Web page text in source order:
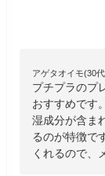
アゲタオイモ(30
プチプラのプ
おすすめです
湿成分が含ま
るのが特徴で
くれるので、